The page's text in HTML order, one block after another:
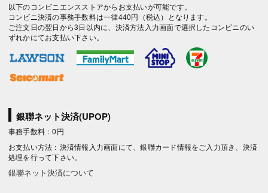
以下のコンビニエンスストアからお支払いが可能です。
コンビニ決済の事務手数料は一律440円（税込）となります。
ご注文日の翌日から3日以内に、決済方法入力画面で選択したコンビニのい
ずれかにてお支払い下さい。
銀聯ネット決済(UPOP)
事務手数料：0円
お支払い方法：決済情報入力画面にて、銀聯カード情報をご入力頂き、決済
処理を行って下さい。
銀聯ネット決済について